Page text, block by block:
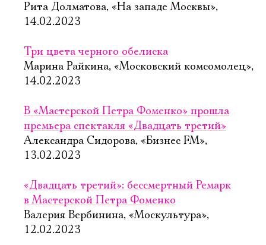
Рита Долматова, «На западе Москвы»,
14.02.2023
Три цвета черного обелиска
Марина Райкина, «Московский комсомолец»,
14.02.2023
В «Мастерской Петра Фоменко» прошла
премьера спектакля «Двадцать третий»
Александра Сидорова, «Бизнес FM»,
13.02.2023
«Двадцать третий»: бессмертный Ремарк
в Мастерской Петра Фоменко
Валерия Вербинина, «Москультура»,
12.02.2023